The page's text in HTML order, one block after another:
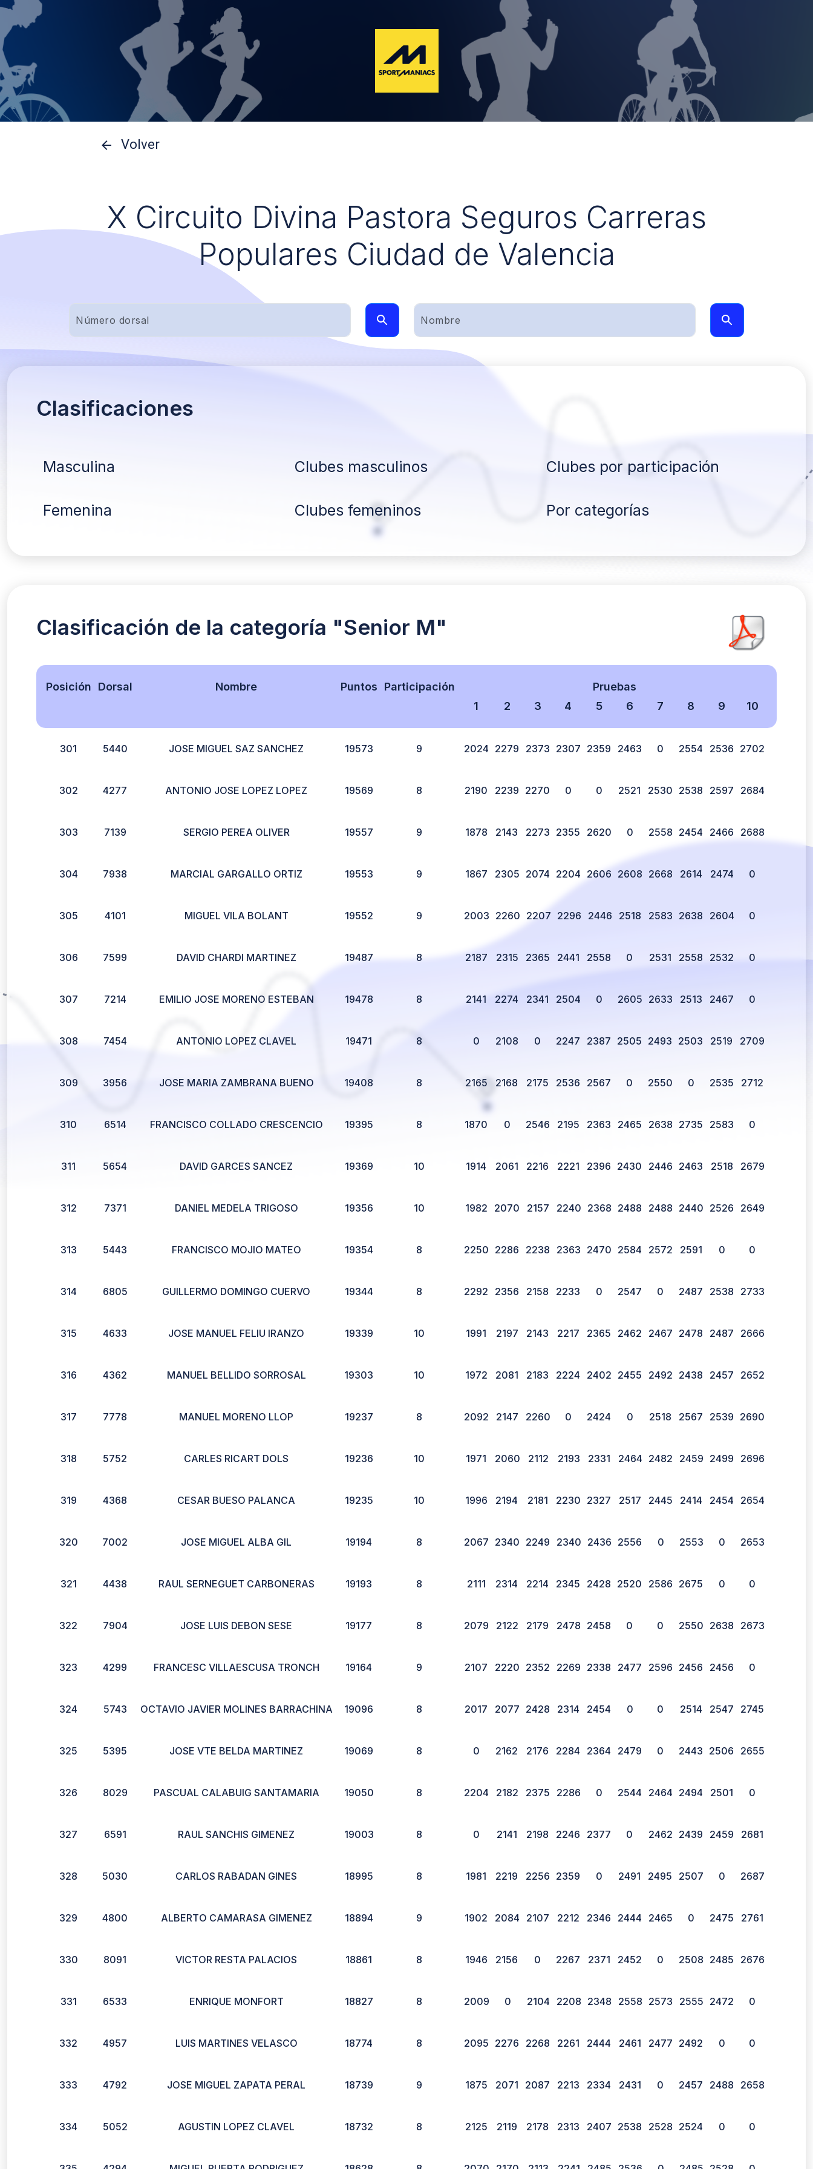
Volver
X Circuito Divina Pastora Seguros Carreras
Populares Ciudad de Valencia
Clasificaciones
Masculina Clubes masculinos Clubes por participación
Femenina Clubes femeninos Por categorías
Clasificación de la categoría "Senior M"
Posición Dorsal Nombre Puntos Participación
Pruebas
1
2 3 4 5 6 7 8 9 10
301 5440 JOSE MIGUEL SAZ SANCHEZ 19573 9 2024 2279 2373 2307 2359 2463 0 2554 2536 2702
302 4277 ANTONIO JOSE LOPEZ LOPEZ 19569 8 2190 2239 2270 0 0 2521 2530 2538 2597 2684
303 7139 SERGIO PEREA OLIVER 19557 9 1878 2143 2273 2355 2620 0 2558 2454 2466 2688
304 7938 MARCIAL GARGALLO ORTIZ 19553 9 1867 2305 2074 2204 2606 2608 2668 2614 2474 0
305 4101 MIGUEL VILA BOLANT 19552 9 2003 2260 2207 2296 2446 2518 2583 2638 2604 0
306 7599 DAVID CHARDI MARTINEZ 19487 8 2187 2315 2365 2441 2558 0 2531 2558 2532 0
307 7214 EMILIO JOSE MORENO ESTEBAN 19478 8 2141 2274 2341 2504 0 2605 2633 2513 2467 0
308 7454 ANTONIO LOPEZ CLAVEL 19471 8 0 2108 0 2247 2387 2505 2493 2503 2519 2709
309 3956 JOSE MARIA ZAMBRANA BUENO 19408 8 2165 2168 2175 2536 2567 0 2550 0 2535 2712
310 6514 FRANCISCO COLLADO CRESCENCIO 19395 8 1870 0 2546 2195 2363 2465 2638 2735 2583 0
311 5654 DAVID GARCES SANCEZ 19369 10 1914 2061 2216 2221 2396 2430 2446 2463 2518 2679
312 7371 DANIEL MEDELA TRIGOSO 19356 10 1982 2070 2157 2240 2368 2488 2488 2440 2526 2649
313 5443 FRANCISCO MOJIO MATEO 19354 8 2250 2286 2238 2363 2470 2584 2572 2591 0 0
314 6805 GUILLERMO DOMINGO CUERVO 19344 8 2292 2356 2158 2233 0 2547 0 2487 2538 2733
315 4633 JOSE MANUEL FELIU IRANZO 19339 10 1991 2197 2143 2217 2365 2462 2467 2478 2487 2666
316 4362 MANUEL BELLIDO SORROSAL 19303 10 1972 2081 2183 2224 2402 2455 2492 2438 2457 2652
317 7778 MANUEL MORENO LLOP 19237 8 2092 2147 2260 0 2424 0 2518 2567 2539 2690
318 5752 CARLES RICART DOLS 19236 10 1971 2060 2112 2193 2331 2464 2482 2459 2499 2696
319 4368 CESAR BUESO PALANCA 19235 10 1996 2194 2181 2230 2327 2517 2445 2414 2454 2654
320 7002 JOSE MIGUEL ALBA GIL 19194 8 2067 2340 2249 2340 2436 2556 0 2553 0 2653
321 4438 RAUL SERNEGUET CARBONERAS 19193 8 2111 2314 2214 2345 2428 2520 2586 2675 0 0
322 7904 JOSE LUIS DEBON SESE 19177 8 2079 2122 2179 2478 2458 0 0 2550 2638 2673
323 4299 FRANCESC VILLAESCUSA TRONCH 19164 9 2107 2220 2352 2269 2338 2477 2596 2456 2456 0
324 5743 OCTAVIO JAVIER MOLINES BARRACHINA 19096 8 2017 2077 2428 2314 2454 0 0 2514 2547 2745
325 5395 JOSE VTE BELDA MARTINEZ 19069 8 0 2162 2176 2284 2364 2479 0 2443 2506 2655
326 8029 PASCUAL CALABUIG SANTAMARIA 19050 8 2204 2182 2375 2286 0 2544 2464 2494 2501 0
327 6591 RAUL SANCHIS GIMENEZ 19003 8 0 2141 2198 2246 2377 0 2462 2439 2459 2681
328 5030 CARLOS RABADAN GINES 18995 8 1981 2219 2256 2359 0 2491 2495 2507 0 2687
329 4800 ALBERTO CAMARASA GIMENEZ 18894 9 1902 2084 2107 2212 2346 2444 2465 0 2475 2761
330 8091 VICTOR RESTA PALACIOS 18861 8 1946 2156 0 2267 2371 2452 0 2508 2485 2676
331 6533 ENRIQUE MONFORT 18827 8 2009 0 2104 2208 2348 2558 2573 2555 2472 0
332 4957 LUIS MARTINES VELASCO 18774 8 2095 2276 2268 2261 2444 2461 2477 2492 0 0
333 4792 JOSE MIGUEL ZAPATA PERAL 18739 9 1875 2071 2087 2213 2334 2431 0 2457 2488 2658
334 5052 AGUSTIN LOPEZ CLAVEL 18732 8 2125 2119 2178 2313 2407 2538 2528 2524 0 0